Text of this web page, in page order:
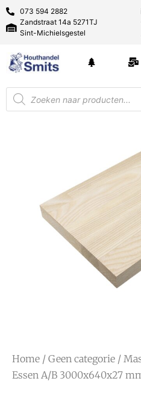
073 594 2882
Zandstraat 14a 5271TJ
Sint-Michielsgestel
Home / Geen categorie /
Essen A/B 3000x640x27